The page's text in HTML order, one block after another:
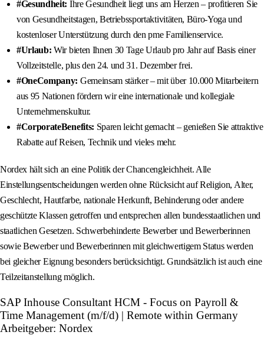
#Gesundheit: Ihre Gesundheit liegt uns am Herzen – profitieren Sie
von Gesundheitstagen, Betriebssportaktivitäten, Büro-Yoga und
kostenloser Unterstützung durch den pme Familienservice.
#Urlaub: Wir bieten Ihnen 30 Tage Urlaub pro Jahr auf Basis einer
Vollzeitstelle, plus den 24. und 31. Dezember frei.
#OneCompany: Gemeinsam stärker – mit über 10.000 Mitarbeitern
aus 95 Nationen fördern wir eine internationale und kollegiale
Unternehmenskultur.
#CorporateBenefits: Sparen leicht gemacht – genießen Sie attraktive
Rabatte auf Reisen, Technik und vieles mehr.
Nordex hält sich an eine Politik der Chancengleichheit. Alle
Einstellungsentscheidungen werden ohne Rücksicht auf Religion, Alter,
Geschlecht, Hautfarbe, nationale Herkunft, Behinderung oder andere
geschützte Klassen getroffen und entsprechen allen bundesstaatlichen und
staatlichen Gesetzen. Schwerbehinderte Bewerber und Bewerberinnen
sowie Bewerber und Bewerberinnen mit gleichwertigem Status werden
bei gleicher Eignung besonders berücksichtigt. Grundsätzlich ist auch eine
Teilzeitanstellung möglich.
SAP Inhouse Consultant HCM - Focus on Payroll &
Time Management (m/f/d) | Remote within Germany
Arbeitgeber: Nordex